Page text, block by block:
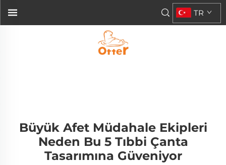
TR
Büyük Afet Müdahale Ekipleri
Neden Bu 5 Tıbbi Çanta
Tasarımına Güveniyor